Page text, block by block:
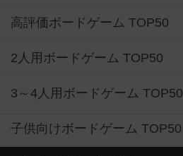
高評価ボードゲーム TOP50
2人用ボードゲーム TOP50
3～4人用ボードゲーム TOP50
子供向けボードゲーム TOP50